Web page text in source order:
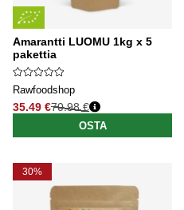
Amarantti LUOMU 1kg x 5
pakettia
Rawfoodshop
35.49 €
Normaali hinta
70.98 €
OSTA
30%